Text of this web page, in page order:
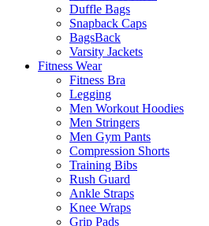
Duffle Bags
Snapback Caps
BagsBack
Varsity Jackets
Fitness Wear
Fitness Bra
Legging
Men Workout Hoodies
Men Stringers
Men Gym Pants
Compression Shorts
Training Bibs
Rush Guard
Ankle Straps
Knee Wraps
Grip Pads